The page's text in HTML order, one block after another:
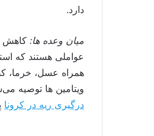
دارد.
میان وعده ها: کاهش
همراه عسل، خرما،
ویتامین ها توصیه
درگیری ریه در کرونا